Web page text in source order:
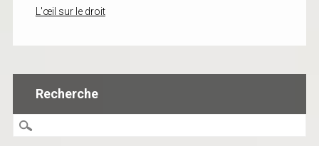
L'œil sur le droit
Recherche